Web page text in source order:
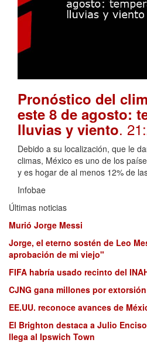
Pronóstico del
este 8 de agosto:
lluvias y viento.
Debido a su localización, que le
climas, México es uno de los
y es hogar de al menos 12% de
Infobae
Últimas noticias
Murió Jorge Messi
Jorge, el eterno sostén de Leo
aprobación de mi viejo"
FIFA habría usado recinto del
CJNG gana millones por
EE.UU. reconoce avances de
El Brighton destaca a Julio
llega al Ipswich Town